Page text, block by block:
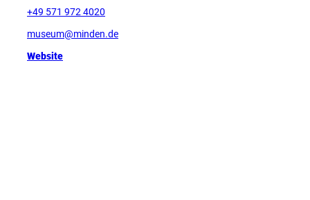
+49 571 972 4020
museum@minden.de
Website